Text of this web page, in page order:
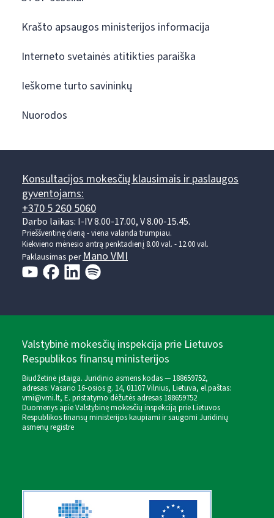
Krašto apsaugos ministerijos informacija
Interneto svetainės atitikties paraiška
Ieškome turto savininkų
Nuorodos
Konsultacijos mokesčių klausimais ir paslaugos
gyventojams:
+370 5 260 5060
Darbo laikas: I-IV 8.00-17.00, V 8.00-15.45.
Prieššventinę dieną - viena valanda trumpiau.
Kiekvieno mėnesio antrą penktadienį 8.00 val. - 12.00 val.
Paklausimas perMano VMI
Valstybinė mokesčių inspekcija prie Lietuvos
Respublikos finansų ministerijos
Biudžetinė įstaiga. Juridinio asmens kodas — 188659752,
adresas: Vasario 16-osios g. 14, 01107 Vilnius, Lietuva, el.paštas:
vmi@vmi.lt, E. pristatymo dėžutės adresas 188659752
Duomenys apie Valstybinę mokesčių inspekciją prie Lietuvos
Respublikos finansų ministerijos kaupiami ir saugomi Juridinių
asmenų registre